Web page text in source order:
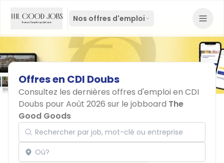
Nos offres d'emploi
Offresen CDI Doubs
Consultez les dernières offres d'emploi en CDI
Doubs pour Août 2026 sur le jobboard The
Good Goods
Rechercher par job, mot-clé ou entreprise
Localisation